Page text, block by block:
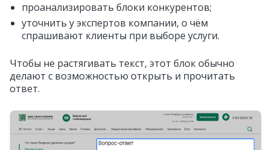
проанализировать блоки конкурентов;
уточнить у экспертов компании, о чём
спрашивают клиенты при выборе услуги.
Чтобы не растягивать текст, этот блок обычно
делают с возможностью открыть и прочитать
ответ.